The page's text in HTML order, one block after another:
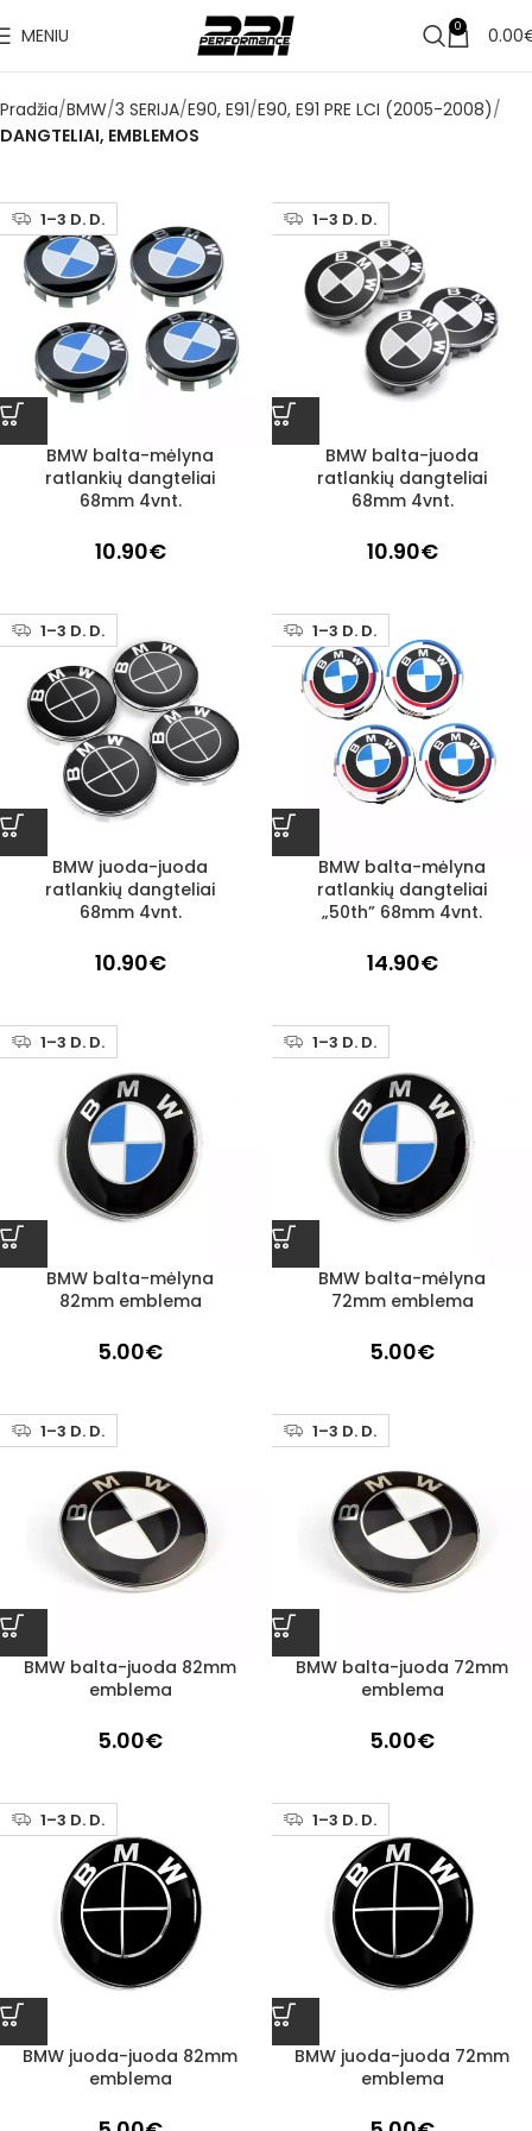
MENIU 0 0.00
Pradžia BMW 3 SERIJA E90, E91 E90, E91 PRE LCI (2005-2008)
DANGTELIAI, EMBLEMOS
1–3 D. D.
BMW balta-mėlyna
ratlankių dangteliai
68mm 4vnt.
10.90€
1–3 D. D.
BMW balta-juoda
ratlankių dangteliai
68mm 4vnt.
10.90€
1–3 D. D.
BMW juoda-juoda
ratlankių dangteliai
68mm 4vnt.
10.90€
1–3 D. D.
BMW balta-mėlyna
ratlankių dangteliai
„50th” 68mm 4vnt.
14.90€
1–3 D. D.
BMW balta-mėlyna
82mm emblema
5.00€
1–3 D. D.
BMW balta-mėlyna
72mm emblema
5.00€
1–3 D. D.
BMW balta-juoda 82mm
emblema
5.00€
1–3 D. D.
BMW balta-juoda 72mm
emblema
5.00€
1–3 D. D.
BMW juoda-juoda 82mm
emblema
1–3 D. D.
BMW juoda-juoda 72mm
emblema